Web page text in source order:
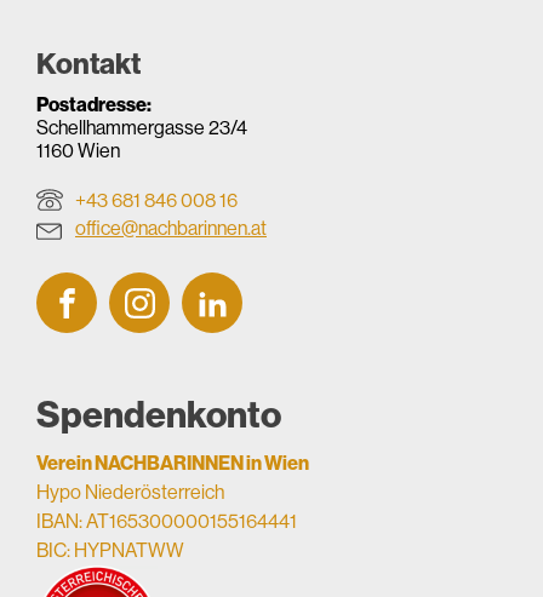
Kontakt
Postadresse:
Schellhammergasse 23/4
1160 Wien
+43 681 846 008 16
office@nachbarinnen.at
Spendenkonto
Verein NACHBARINNEN in Wien
Hypo Niederösterreich
IBAN: AT165300000155164441
BIC: HYPNATWW